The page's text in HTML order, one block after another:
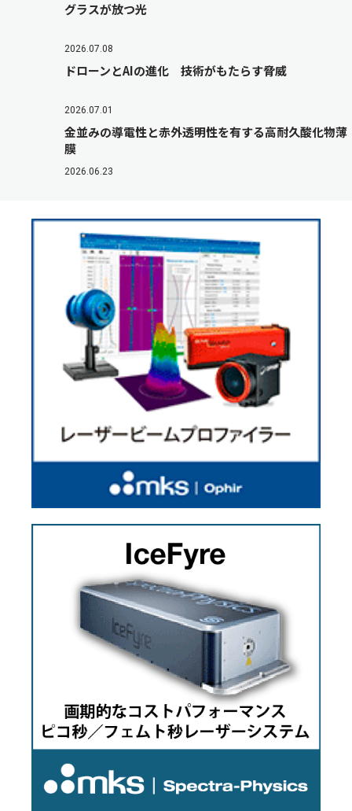
グラスが放つ光
2026.07.08
ドローンとAIの進化 技術がもたらす脅威
2026.07.01
金並みの導電性と赤外透明性を有する高耐久酸化物薄
膜
2026.06.23